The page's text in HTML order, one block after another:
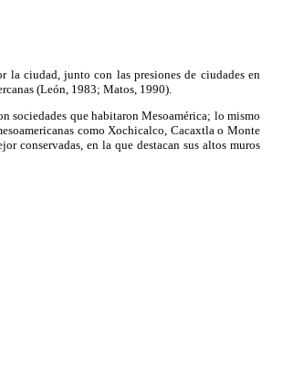
la ciudad, junto con las presiones de ciudades en
(León, 1983; Matos, 1990).
sociedades que habitaron Mesoamérica; lo mismo
como Xochicalco, Cacaxtla o Monte
conservadas, en la que destacan sus altos muros